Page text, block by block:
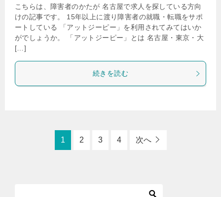
こちらは、障害者のかたが 名古屋で求人を探している方向
けの記事です。 15年以上に渡り障害者の就職・転職をサポ
ートしている 「アットジーピー」を利用されてみてはいか
がでしょうか。 「アットジーピー」とは 名古屋・東京・大
[…]
続きを読む
1 2 3 4 次へ